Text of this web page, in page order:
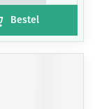
Bestel